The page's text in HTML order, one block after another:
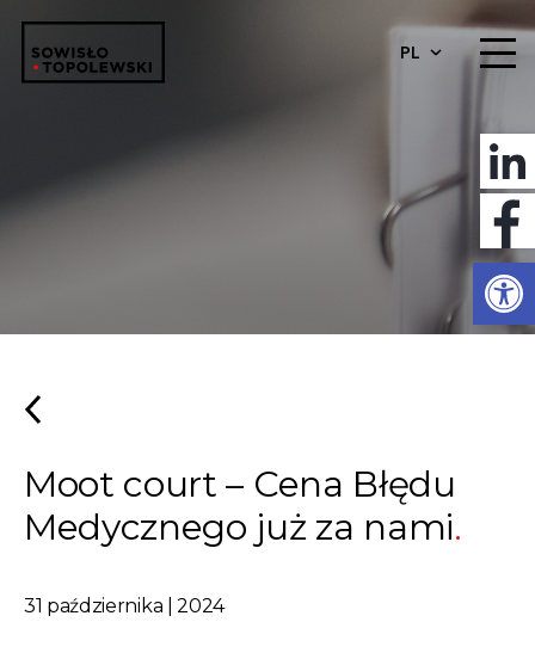
PL
Moot court – Cena Błędu
Medycznego już za nami
31 października | 2024